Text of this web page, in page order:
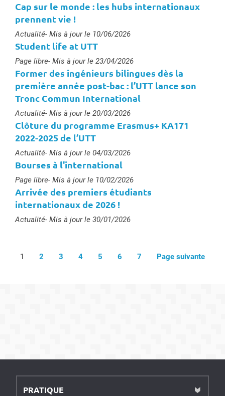
Cap sur le monde : les hubs internationaux
prennent vie !
Type :
Actualité- Mis à jour le 10/06/2026
Student life at UTT
Type :
Page libre- Mis à jour le 23/04/2026
Former des ingénieurs bilingues dès la
première année post-bac : l’UTT lance son
Tronc Commun International
Type :
Actualité- Mis à jour le 20/03/2026
Clôture du programme Erasmus+ KA171
2022-2025 de l’UTT
Type :
Actualité- Mis à jour le 04/03/2026
Bourses à l'international
Type :
Page libre- Mis à jour le 10/02/2026
Arrivée des premiers étudiants
internationaux de 2026 !
Type :
Actualité- Mis à jour le 30/01/2026
1 2 3 4 5 6 7 Page suivante
PRATIQUE